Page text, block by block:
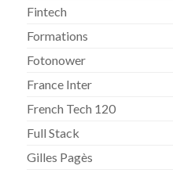
Fintech
Formations
Fotonower
France Inter
French Tech 120
Full Stack
Gilles Pagès